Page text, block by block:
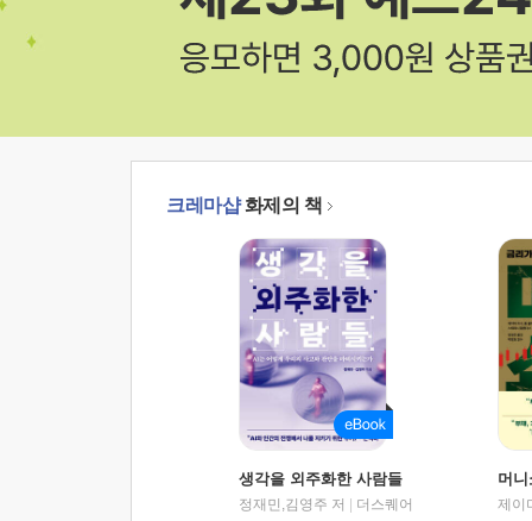
크레마샵화제의 책
생각을 외주화한 사람들
정재민,김영주 저
더스퀘어
머